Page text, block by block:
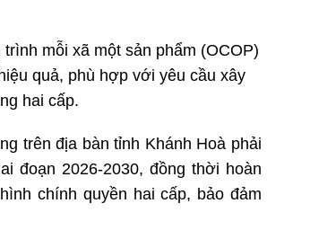
mỗi xã một sản phẩm (OCOP)
quả, phù hợp với yêu cầu xây
hai cấp.
trên địa bàn tỉnh Khánh Hoà phải
đoạn 2026-2030, đồng thời hoàn
chính quyền hai cấp, bảo đảm